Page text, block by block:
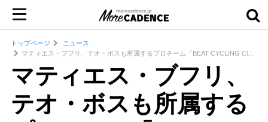
トップページ
ニュース
マティエス・ブフリ、テオ・ボスも所属するプロチーム「BEAT CYCLING CLUB」
マティエス・ブフリ、
テオ・ボスも所属する